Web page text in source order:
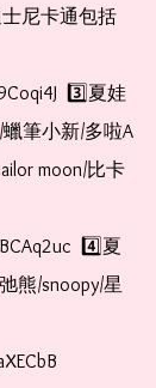
士尼卡通包括
3️⃣夏娃
筆小新/多啦A
moon/比卡
4️⃣夏
熊/snoopy/星